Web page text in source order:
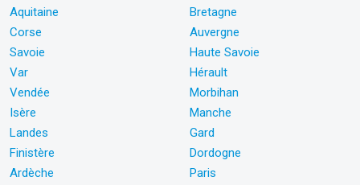
Aquitaine
Bretagne
Corse
Auvergne
Savoie
Haute Savoie
Var
Hérault
Vendée
Morbihan
Isère
Manche
Landes
Gard
Finistère
Dordogne
Ardèche
Paris